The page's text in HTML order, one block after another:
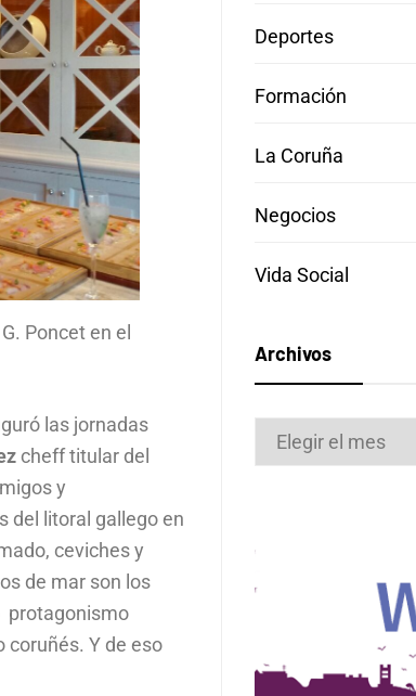
Poncet en el
las jornadas
cheff titular del
y
del litoral gallego en
ceviches y
de mar son los
protagonismo
coruñés. Y de eso
Deportes
Formación
La Coruña
Negocios
Vida Social
Archivos
Archivos